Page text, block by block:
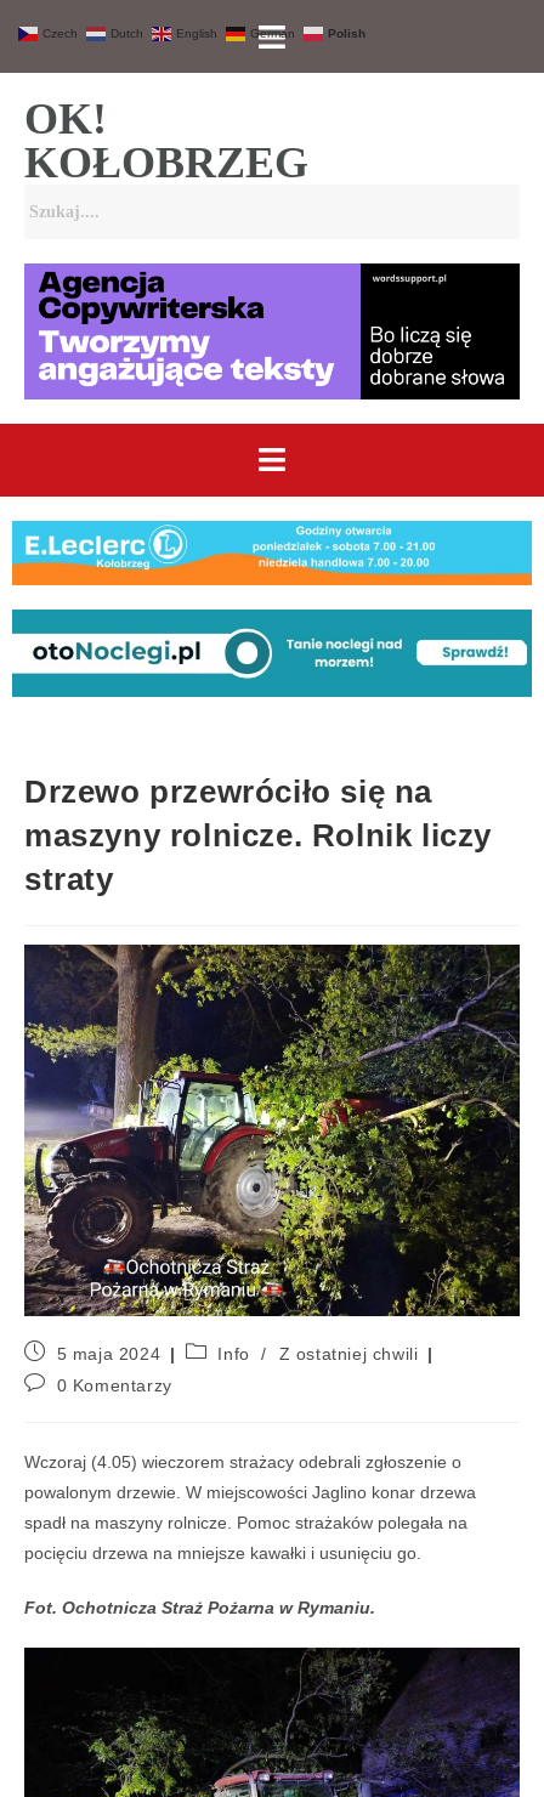
OK!
KOŁOBRZEG
Drzewo przewróciło się na
maszyny rolnicze. Rolnik liczy
straty
5 maja 2024 Info /
Z ostatniej chwili
0 Komentarzy
Wczoraj (4.05) wieczorem strażacy odebrali zgłoszenie o
powalonym drzewie. W miejscowości Jaglino konar drzewa
spadł na maszyny rolnicze. Pomoc strażaków polegała na
pocięciu drzewa na mniejsze kawałki i usunięciu go.
Fot. Ochotnicza Straż Pożarna w Rymaniu.
Czech Dutch English German Polish